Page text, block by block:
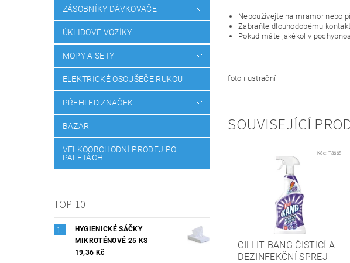
ZÁSOBNÍKY DÁVKOVAČE
ÚKLIDOVÉ VOZÍKY
MOPY A SETY
ELEKTRICKÉ OSOUŠEČE RUKOU
PŘEHLED ZNAČEK
BAZAR
VELKOOBCHODNÍ PRODEJ PO
PALETÁCH
TOP 10
HYGIENICKÉ SÁČKY
MIKROTÉNOVÉ 25 KS
19,36 Kč
Nepoužívejte na mramor nebo
Zabraňte dlouhodobému
Pokud máte jakékoliv
foto ilustrační
SOUVISEJÍCÍ
Kód: T3668
CILLIT BANG ČISTICÍ A
DEZINFEKČNÍ SPREJ